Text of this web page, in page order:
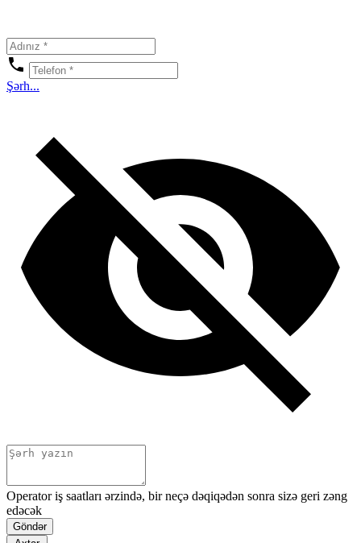
Şərh...
Operator iş saatları ərzində, bir neçə dəqiqədən sonra sizə geri zəng
edəcək
Göndər